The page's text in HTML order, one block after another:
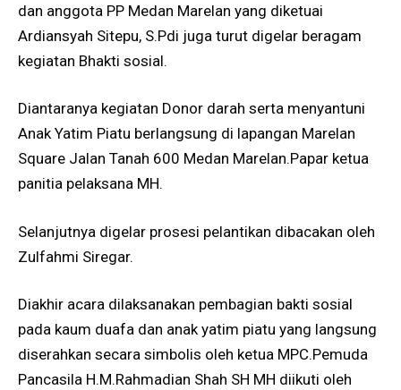
dan anggota PP Medan Marelan yang diketuai
Ardiansyah Sitepu, S.Pdi juga turut digelar beragam
kegiatan Bhakti sosial.
Diantaranya kegiatan Donor darah serta menyantuni
Anak Yatim Piatu berlangsung di lapangan Marelan
Square Jalan Tanah 600 Medan Marelan.Papar ketua
panitia pelaksana MH.
Selanjutnya digelar prosesi pelantikan dibacakan oleh
Zulfahmi Siregar.
Diakhir acara dilaksanakan pembagian bakti sosial
pada kaum duafa dan anak yatim piatu yang langsung
diserahkan secara simbolis oleh ketua MPC.Pemuda
Pancasila H.M.Rahmadian Shah SH MH diikuti oleh